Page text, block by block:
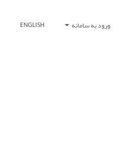
ورود به سامانه ENGLISH